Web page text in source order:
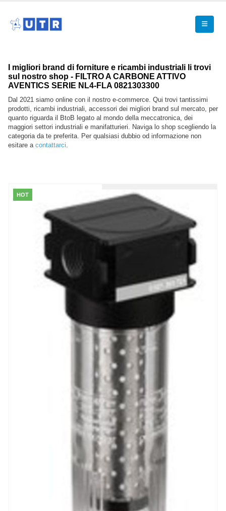
I migliori brand di forniture e ricambi industriali li trovi
sul nostro shop - FILTRO A CARBONE ATTIVO
AVENTICS SERIE NL4-FLA 0821303300
Dal 2021 siamo online con il nostro e-commerce. Qui trovi tantissimi
prodotti, ricambi industriali, accessori dei migliori brand sul mercato, per
quanto riguarda il BtoB legato al mondo della meccatronica, dei
maggiori settori industriali e manifatturieri. Naviga lo shop scegliendo la
categoria da te preferita. Per qualsiasi dubbio od informazione non
esitare a contattarci.
HOT